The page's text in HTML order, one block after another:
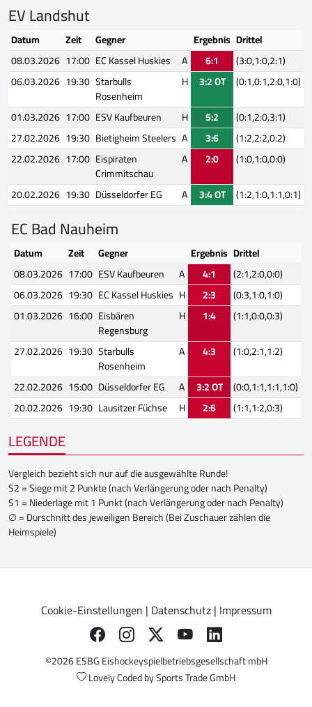
EV Landshut
Datum Zeit Gegner Ergebnis Drittel
08.03.2026 17:00 EC Kassel Huskies A 6:1
(3:0,1:0,2:1)
06.03.2026 19:30 Starbulls
Rosenheim
H 3:2 OT (0:1,0:1,2:0,1:0)
01.03.2026 17:00 ESV Kaufbeuren H 5:2
(0:1,2:0,3:1)
27.02.2026 19:30 Bietigheim Steelers A 3:6
(1:2,2:2,0:2)
22.02.2026 17:00 Eispiraten
Crimmitschau
A 2:0
(1:0,1:0,0:0)
20.02.2026 19:30 Düsseldorfer EG A 3:4 OT (1:2,1:0,1:1,0:1)
EC Bad Nauheim
Datum Zeit Gegner Ergebnis Drittel
08.03.2026 17:00 ESV Kaufbeuren A 4:1
(2:1,2:0,0:0)
06.03.2026 19:30 EC Kassel Huskies H 2:3
(0:3,1:0,1:0)
01.03.2026 16:00 Eisbären
Regensburg
H 1:4
(1:1,0:0,0:3)
27.02.2026 19:30 Starbulls
Rosenheim
A 4:3
(1:0,2:1,1:2)
22.02.2026 15:00 Düsseldorfer EG A 3:2 OT (0:0,1:1,1:1,1:0)
20.02.2026 19:30 Lausitzer Füchse H 2:6 (1:1,1:2,0:3)
LEGENDE
Vergleich bezieht sich nur auf die ausgewählte Runde!
S2 = Siege mit 2 Punkte (nach Verlängerung oder nach Penalty)
S1 = Niederlage mit 1 Punkt (nach Verlängerung oder nach Penalty)
∅ = Durschnitt des jeweiligen Bereich (Bei Zuschauer zählen die
Heimspiele)
Cookie-Einstellungen | Datenschutz| Impressum
©2026 ESBG Eishockeyspielbetriebsgesellschaft mbH
Lovely Coded bySports Trade GmbH